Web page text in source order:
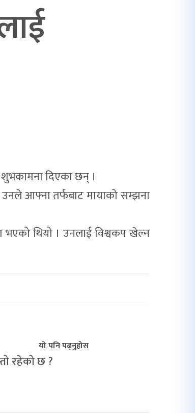
शुभकामना दिएका छन् ।
उनले आफ्ना तर्फबाट मायाको सम्झना
थियो । उनलाई विश्वकप खेल्न
यो पनि पढ्नुहोस
रहेको छ ?